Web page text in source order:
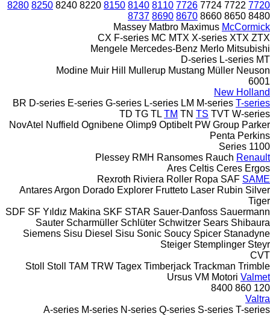
7720
7722
7724
7726
8110
8140
8150
8220
8240
8250
8280
8480
8650
8660
8670
8690
8737
Massey Matbro Maximus McCormick
CX F-series MC MTX X-series XTX ZTX
Mengele Mercedes-Benz Merlo Mitsubishi
D-series L-series MT
Modine Muir Hill Mullerup Mustang Müller Neuson
6001
New Holland
BR D-series E-series G-series L-series LM M-series T-series
TD TG TL TM TN TS TVT W-series
NovAtel Nuffield Ognibene Olimp9 Optibelt PW Group Parker
Penta Perkins
1100 Series
Plessey RMH Ransomes Rauch Renault
Ares Celtis Ceres Ergos
Rexroth Riviera Roller Ropa SAF SAME
AntaresArgon Dorado Explorer Frutteto Laser Rubin Silver
Tiger
SDF SF Yıldız Makina SKF STAR Sauer-Danfoss Sauermann
Sauter Scharmüller Schlüter Schwitzer Sears Shibaura
Siemens Sisu Diesel Sisu Sonic Soucy Spicer Stanadyne
Steiger Stemplinger Steyr
CVT
Stoll
Stoll TAM TRW Tagex Timberjack Trackman Trimble
Ursus VM Motori Valmet
120
860
8400
Valtra
A-series M-series N-series Q-series S-series T-series